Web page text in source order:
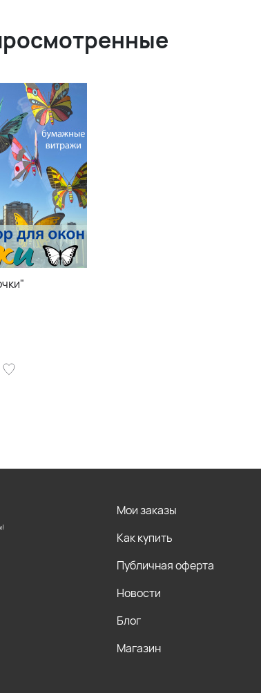
Мои заказы
Как купить
Публичная оферта
Новости
Блог
Магазин